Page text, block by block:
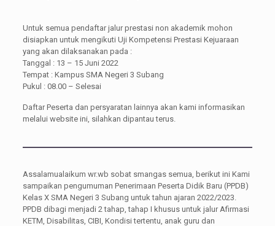
Untuk semua pendaftar jalur prestasi non akademik mohon
disiapkan untuk mengikuti Uji Kompetensi Prestasi Kejuaraan
yang akan dilaksanakan pada :
Tanggal : 13 – 15 Juni 2022
Tempat : Kampus SMA Negeri 3 Subang
Pukul : 08.00 – Selesai
Daftar Peserta dan persyaratan lainnya akan kami informasikan
melalui website ini, silahkan dipantau terus.
Assalamualaikum wr.wb sobat smangas semua, berikut ini Kami
sampaikan pengumuman Penerimaan Peserta Didik Baru (PPDB)
Kelas X SMA Negeri 3 Subang untuk tahun ajaran 2022/2023.
PPDB dibagi menjadi 2 tahap, tahap I khusus untuk jalur Afirmasi
KETM, Disabilitas, CIBI, Kondisi tertentu, anak guru dan